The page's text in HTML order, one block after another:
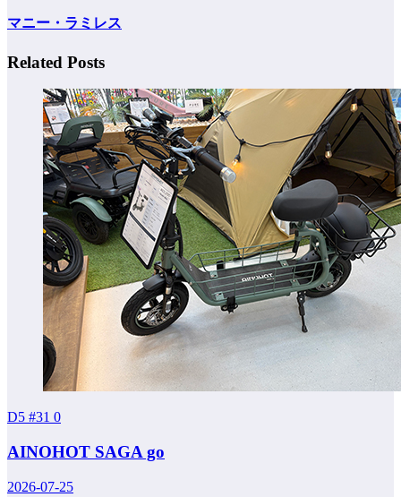
マニー・ラミレス
Related Posts
D5 #31 0
AINOHOT SAGA go
2026-07-25